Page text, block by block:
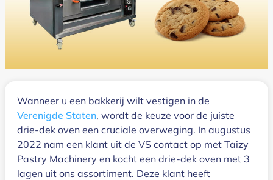
Wanneer u een bakkerij wilt vestigen in de
Verenigde Staten, wordt de keuze voor de juiste
drie-dek oven een cruciale overweging. In augustus
2022 nam een klant uit de VS contact op met Taizy
Pastry Machinery en kocht een drie-dek oven met 3
lagen uit ons assortiment. Deze klant heeft